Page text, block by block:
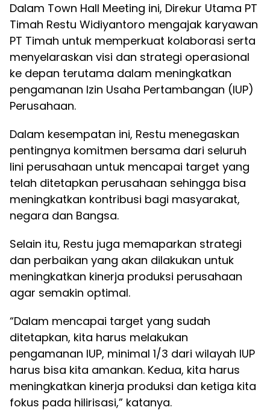
Dalam Town Hall Meeting ini, Direkur Utama PT
Timah Restu Widiyantoro mengajak karyawan
PT Timah untuk memperkuat kolaborasi serta
menyelaraskan visi dan strategi operasional
ke depan terutama dalam meningkatkan
pengamanan Izin Usaha Pertambangan (IUP)
Perusahaan.
Dalam kesempatan ini, Restu menegaskan
pentingnya komitmen bersama dari seluruh
lini perusahaan untuk mencapai target yang
telah ditetapkan perusahaan sehingga bisa
meningkatkan kontribusi bagi masyarakat,
negara dan Bangsa.
Selain itu, Restu juga memaparkan strategi
dan perbaikan yang akan dilakukan untuk
meningkatkan kinerja produksi perusahaan
agar semakin optimal.
“Dalam mencapai target yang sudah
ditetapkan, kita harus melakukan
pengamanan IUP, minimal 1/3 dari wilayah IUP
harus bisa kita amankan. Kedua, kita harus
meningkatkan kinerja produksi dan ketiga kita
fokus pada hilirisasi,” katanya.